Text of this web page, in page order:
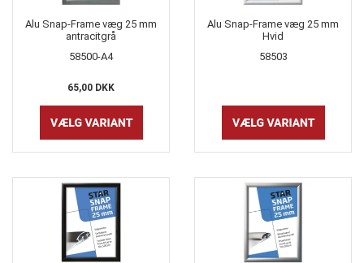
Alu Snap-Frame væg 25 mm
antracitgrå
58500-A4
65,00 DKK
Alu Snap-Frame væg 25 mm
Hvid
58503